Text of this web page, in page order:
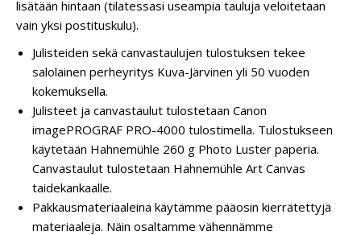
lisätään hintaan (tilatessasi useampia tauluja veloitetaan
vain yksi postituskulu).
Julisteiden sekä canvastaulujen tulostuksen tekee
salolainen perheyritys Kuva-Järvinen yli 50 vuoden
kokemuksella.
Julisteet ja canvastaulut tulostetaan Canon
imagePROGRAF PRO-4000 tulostimella. Tulostukseen
käytetään Hahnemühle 260 g Photo Luster paperia.
Canvastaulut tulostetaan Hahnemühle Art Canvas
taidekankaalle.
Pakkausmateriaaleina käytämme pääosin kierrätettyjä
materiaaleja. Näin osaltamme vähennämme